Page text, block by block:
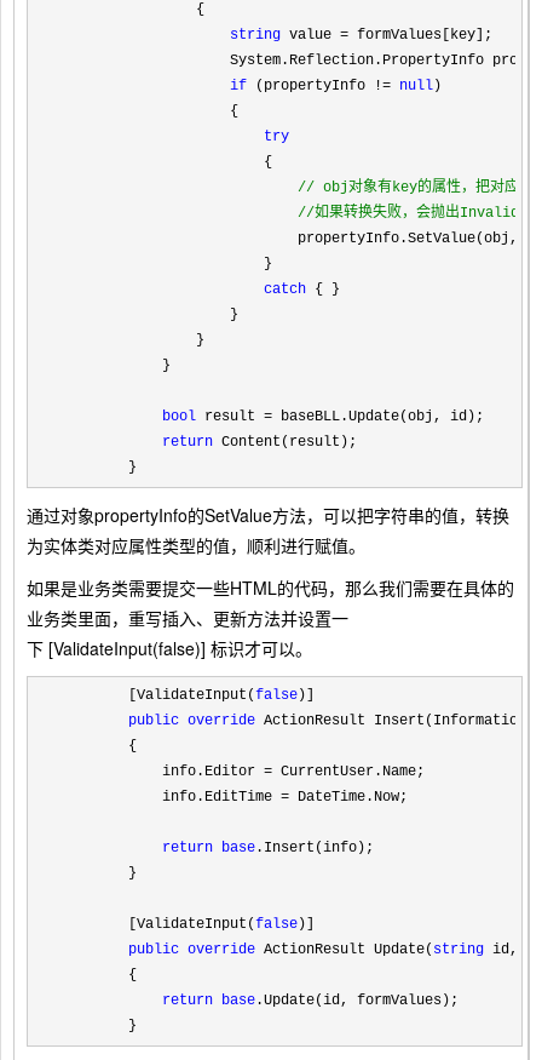
                {
string value = formValues[key];
System.Reflection.PropertyInfo
if (propertyInfo != null )
                    {
try
                        {
// obj对象有key的属性，把对应的
//如果转换失败，会抛出
propertyInfo.SetValue(obj,
                        }
catch { }
                    }
                }
            }
bool result = baseBLL.Update(obj, id);
return Content(result);
        }
通过对象propertyInfo的SetValue方法，可以把字符串的值，转换
为实体类对应属性类型的值，顺利进行赋值。
如果是业务类需要提交一些HTML的代码，那么我们需要在具体的
业务类里面，重写插入、更新方法并设置一
下 [ValidateInput(false)] 标识才可以。
        [ValidateInput(
false )]
public override ActionResult
        {
            info.Editor
= CurrentUser.Name;
            info.EditTime
= DateTime.Now;
return base .Insert(info);
        }
        [ValidateInput(
false )]
public override ActionResult Update( string id,
        {
return base .Update(id, formValues);
        }